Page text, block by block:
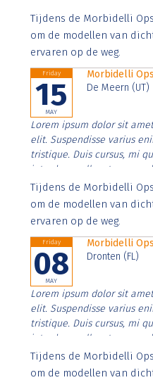
Aenean faucibus nibh et
imperdiet. Nunc ut sem
Tijdens de Morbidelli
om de modellen van
ervaren op de weg.
Friday
15
MAY
Morbidelli
De Meern (UT)
Lorem ipsum dolor sit
elit. Suspendisse varius
tristique. Duis cursus, mi
interdum nulla, ut
Aenean faucibus nibh et
imperdiet. Nunc ut sem
Tijdens de Morbidelli
om de modellen van
ervaren op de weg.
Friday
08
MAY
Morbidelli
Dronten (FL)
Lorem ipsum dolor sit
elit. Suspendisse varius
tristique. Duis cursus, mi
interdum nulla, ut
Aenean faucibus nibh et
imperdiet. Nunc ut sem
Tijdens de Morbidelli
om de modellen van